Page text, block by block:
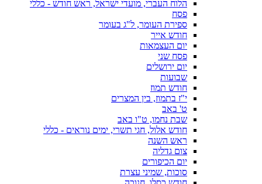
הלוח העברי, מועדי ישראל, ראש חודש - כללי
פסח
ספירת העומר, ל"ג בעומר
חודש אייר
יום העצמאות
פסח שני
יום ירושלים
שבועות
חודש תמוז
י"ז בתמוז, בין המצרים
ט' באב
שבת נחמו, ט"ו באב
חודש אלול, חגי תשרי, ימים נוראים - כללי
ראש השנה
צום גדליה
יום הכיפורים
סוכות, שמיני עצרת